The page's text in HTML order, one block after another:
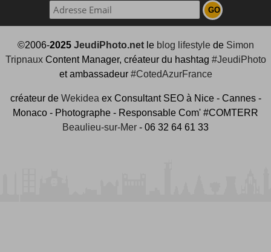
©2006-2025 JeudiPhoto.netle blog lifestylede Simon
TripnauxContent Manager, créateur du hashtag #JeudiPhoto
et ambassadeur #CotedAzurFrance
créateur de Wekidea ex Consultant SEO à Nice - Cannes -
Monaco - Photographe - Responsable Com' #COMTERR
Beaulieu-sur-Mer - 06 32 64 61 33